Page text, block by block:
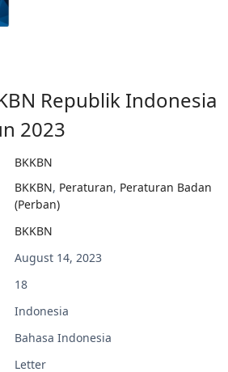
Republik Indonesia
2023
BKKBN
BKKBN, Peraturan, Peraturan Badan
(Perban)
BKKBN
August 14, 2023
18
Indonesia
Bahasa Indonesia
Letter